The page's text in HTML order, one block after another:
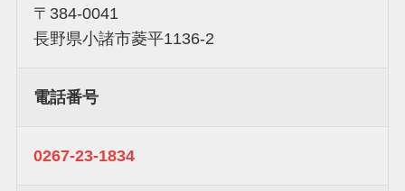
〒384-0041
長野県小諸市菱平1136-2
電話番号
0267-23-1834